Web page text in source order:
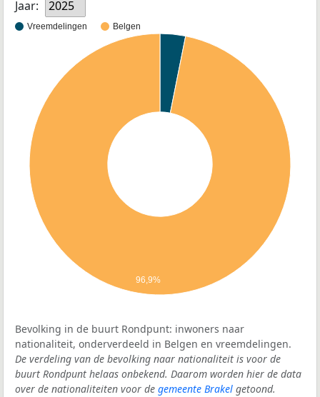
Jaar: 2025
Vreemdelingen Belgen
96,9%
Bevolking in de buurt Rondpunt: inwoners naar
nationaliteit, onderverdeeld in Belgen en vreemdelingen.
De verdeling van de bevolking naar nationaliteit is voor de
buurt Rondpunt helaas onbekend. Daarom worden hier de data
over de nationaliteiten voor de gemeente Brakel getoond.